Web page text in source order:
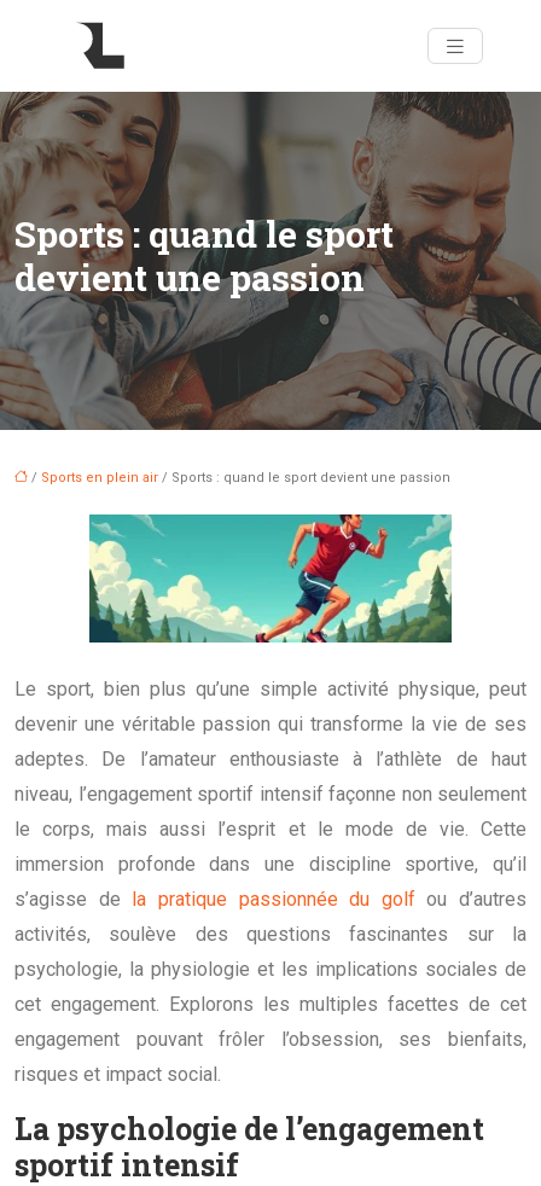
Sports : quand le sport
devient une passion
/ Sports en plein air / Sports : quand le sport devient une passion
Le sport, bien plus qu’une simple activité physique, peut
devenir une véritable passion qui transforme la vie de ses
adeptes. De l’amateur enthousiaste à l’athlète de haut
niveau, l’engagement sportif intensif façonne non seulement
le corps, mais aussi l’esprit et le mode de vie. Cette
immersion profonde dans une discipline sportive, qu’il
s’agisse de la pratique passionnée du golfou d’autres
activités, soulève des questions fascinantes sur la
psychologie, la physiologie et les implications sociales de
cet engagement. Explorons les multiples facettes de cet
engagement pouvant frôler l’obsession, ses bienfaits,
risques et impact social.
La psychologie de l’engagement
sportif intensif